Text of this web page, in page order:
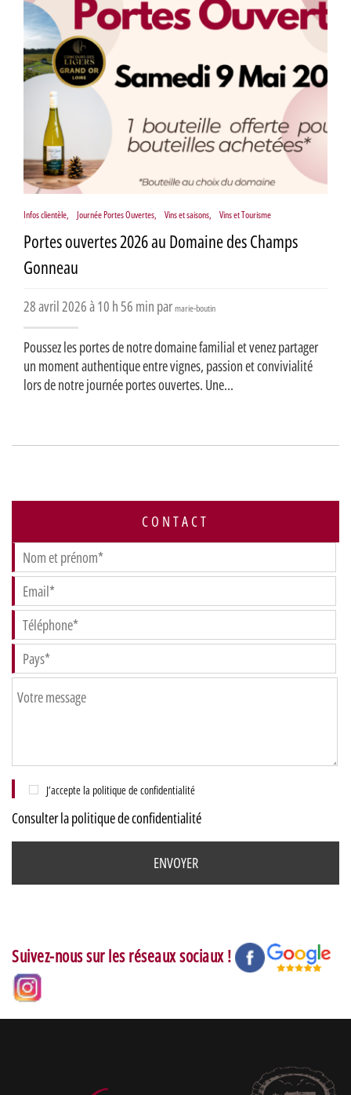
Infos clientèle, Journée Portes Ouvertes, Vins et saisons, Vins et Tourisme
Portes ouvertes 2026 au Domaine des Champs
Gonneau
28 avril 2026 à 10 h 56 min parmarie-boutin
Poussez les portes de notre domaine familial et venez partager
un moment authentique entre vignes, passion et convivialité
lors de notre journée portes ouvertes. Une...
CONTACT
J’accepte la politique de confidentialité
Consulter la politique de confidentialité
Suivez-nous sur les réseaux sociaux !